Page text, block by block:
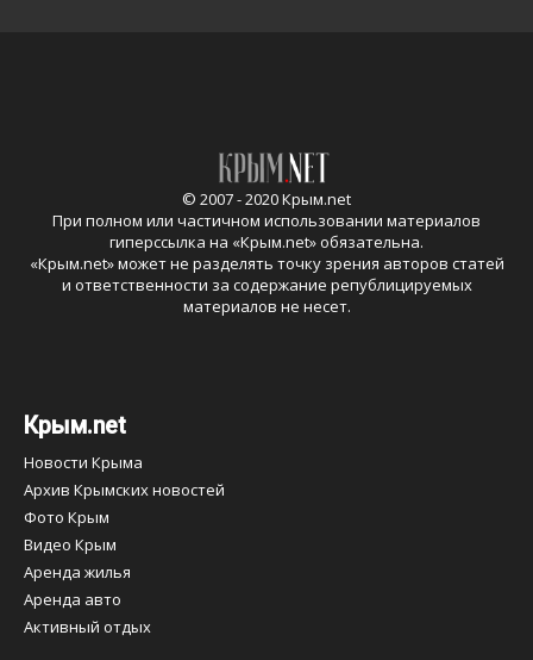
© 2007 - 2020 Крым.net
При полном или частичном использовании материалов
гиперссылка на «Крым.net» обязательна.
«Крым.net» может не разделять точку зрения авторов статей
и ответственности за содержание републицируемых
материалов не несет.
Крым.net
Новости Крыма
Архив Крымских новостей
Фото Крым
Видео Крым
Аренда жилья
Аренда авто
Активный отдых